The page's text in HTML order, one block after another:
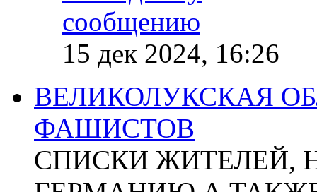
15 дек 2024, 16:26
ВЕЛИКОЛУКСКАЯ
ФАШИСТОВ
СПИСКИ ЖИТЕЛЕЙ,